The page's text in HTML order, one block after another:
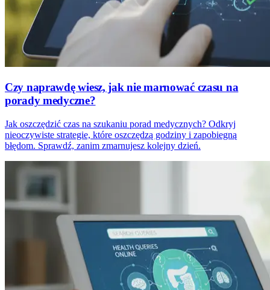
Czy naprawdę wiesz, jak nie marnować czasu na
porady medyczne?
Jak oszczędzić czas na szukaniu porad medycznych? Odkryj
nieoczywiste strategie, które oszczędzą godziny i zapobiegną
błędom. Sprawdź, zanim zmarnujesz kolejny dzień.